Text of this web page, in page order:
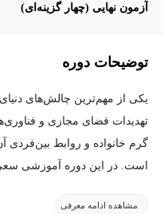
آزمون نهایی (چهار گزینه‌ای)
توضیحات دوره
یکی از مهم‌ترین چالش‌های
تهدیدات فضای مجازی و
گرم خانواده و روابط بین‌فردی
است. در این دوره آموزشی سعی
کودکان و نوجوانان را
مشاهده ادامه معرفی